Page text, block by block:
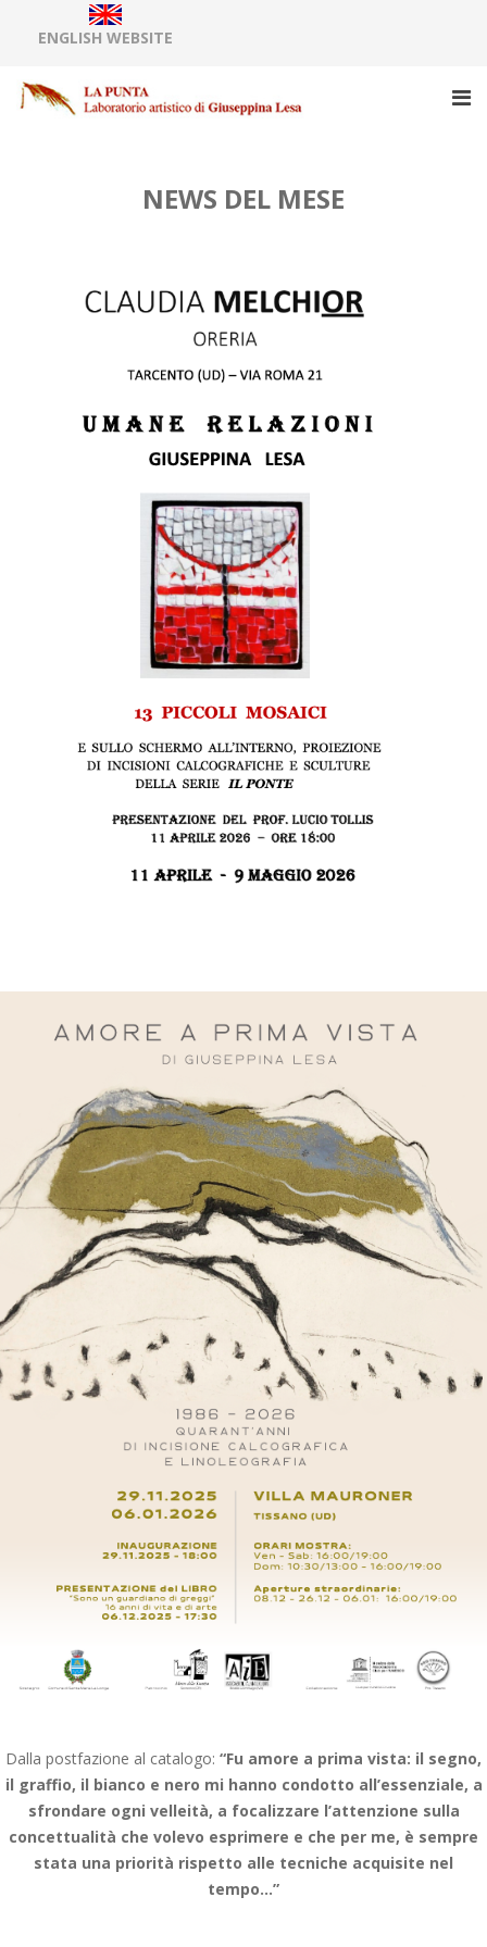
ENGLISH WEBSITE
NEWS DEL MESE
Dalla postfazione al catalogo: “Fu amore a prima vista: il segno,
il graffio, il bianco e nero mi hanno condotto all’essenziale, a
sfrondare ogni velleità, a focalizzare l’attenzione sulla
concettualità che volevo esprimere e che per me, è sempre
stata una priorità rispetto alle tecniche acquisite nel
tempo…”